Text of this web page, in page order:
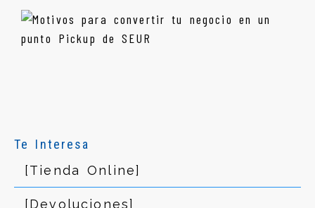
Te Interesa
[Tienda Online]
[Devoluciones]